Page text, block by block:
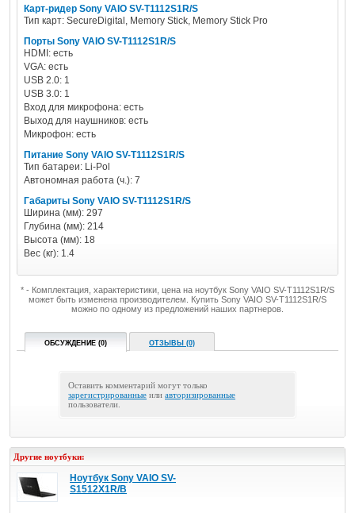
Карт-ридер Sony VAIO SV-T1112S1R/S
Тип карт: SecureDigital, Memory Stick, Memory Stick Pro
Порты Sony VAIO SV-T1112S1R/S
HDMI: есть
VGA: есть
USB 2.0: 1
USB 3.0: 1
Вход для микрофона: есть
Выход для наушников: есть
Микрофон: есть
Питание Sony VAIO SV-T1112S1R/S
Тип батареи: Li-Pol
Автономная работа (ч.): 7
Габариты Sony VAIO SV-T1112S1R/S
Ширина (мм): 297
Глубина (мм): 214
Высота (мм): 18
Вес (кг): 1.4
* - Комплектация, характеристики, цена на ноутбук Sony VAIO SV-T1112S1R/S
может быть изменена производителем. Купить Sony VAIO SV-T1112S1R/S
можно по одному из предложений наших партнеров.
ОБСУЖДЕНИЕ (0) ОТЗЫВЫ (0)
Оставить комментарий могут только
зарегистрированные или авторизированные
пользователи.
Другие ноутбуки:
Ноутбук Sony VAIO SV-
S1512X1R/B